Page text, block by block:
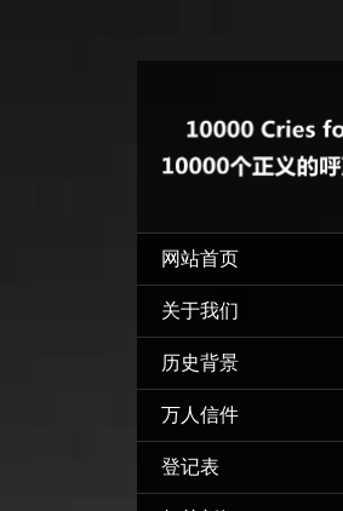
网站首页
关于我们
历史背景
万人信件
登记表